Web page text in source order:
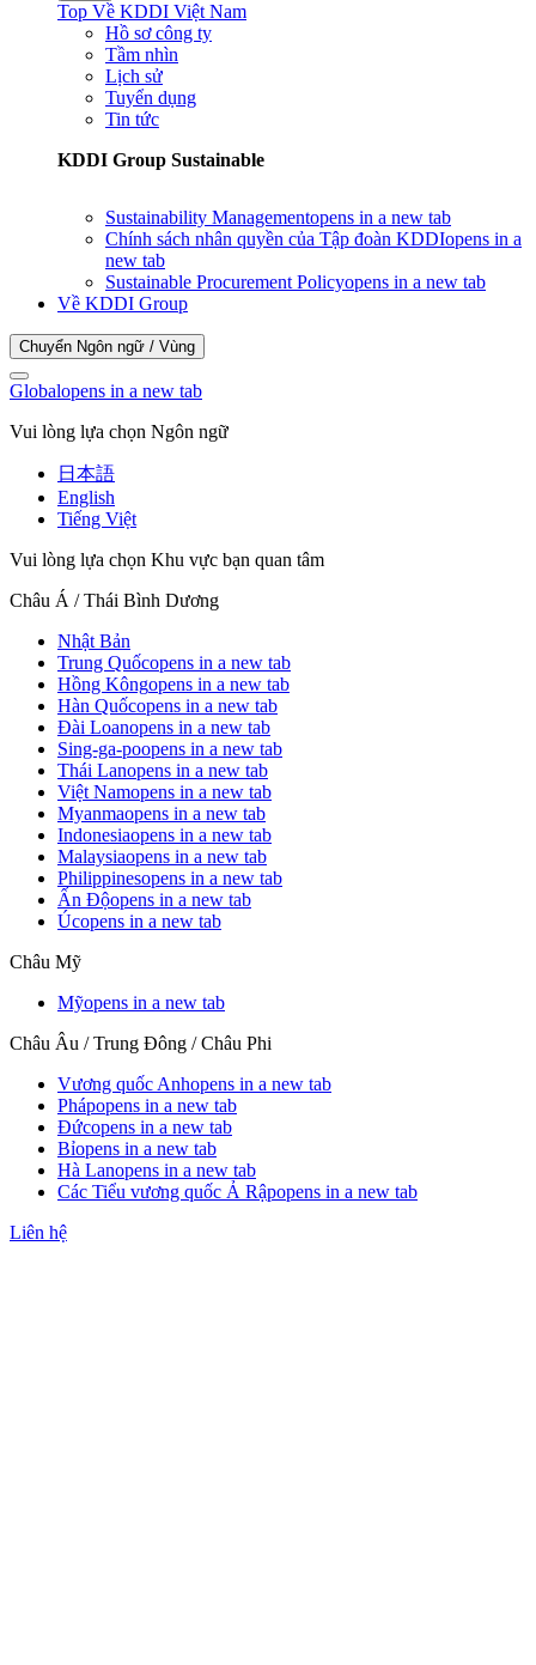
Top Về KDDI Việt Nam
Hồ sơ công ty
Tầm nhìn
Lịch sử
Tuyển dụng
Tin tức
KDDI Group Sustainable
Sustainability Managementopens in a new tab
Chính sách nhân quyền của Tập đoàn KDDIopens in a
new tab
Sustainable Procurement Policyopens in a new tab
Về KDDI Group
Chuyển Ngôn ngữ / Vùng
Globalopens in a new tab
Vui lòng lựa chọn Ngôn ngữ
日本語
English
Tiếng Việt
Vui lòng lựa chọn Khu vực bạn quan tâm
Châu Á / Thái Bình Dương
Nhật Bản
Trung Quốcopens in a new tab
Hồng Kôngopens in a new tab
Hàn Quốcopens in a new tab
Đài Loanopens in a new tab
Sing-ga-poopens in a new tab
Thái Lanopens in a new tab
Việt Namopens in a new tab
Myanmaopens in a new tab
Indonesiaopens in a new tab
Malaysiaopens in a new tab
Philippinesopens in a new tab
Ấn Độopens in a new tab
Úcopens in a new tab
Châu Mỹ
Mỹopens in a new tab
Châu Âu / Trung Đông / Châu Phi
Vương quốc Anhopens in a new tab
Phápopens in a new tab
Đứcopens in a new tab
Bỉopens in a new tab
Hà Lanopens in a new tab
Các Tiểu vương quốc Ả Rậpopens in a new tab
Liên hệ